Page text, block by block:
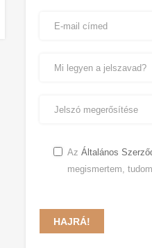
Az Általános
megismertem,
HAJRÁ!